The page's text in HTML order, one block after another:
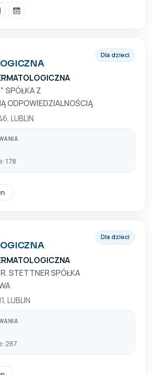
🛗
SPÓŁKA Z
ODPOWIEDZIALNOŚCIĄ
LUBLIN
Dla dzieci
178
+48 81 537 19 72
STETTNER SPÓŁKA
LUBLIN
Dla dzieci
287
815341565